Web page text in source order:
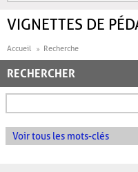
VIGNETTES DE
Accueil Recherche
RECHERCHER
Voir tous les mots-clés